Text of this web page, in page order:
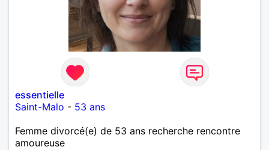
essentielle
Saint-Malo - 53 ans
Femme divorcé(e) de 53 ans recherche rencontre
amoureuse